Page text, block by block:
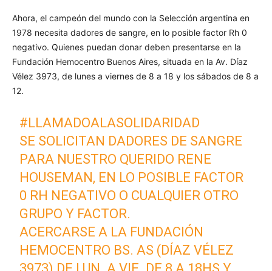
Ahora, el campeón del mundo con la Selección argentina en
1978 necesita dadores de sangre, en lo posible factor Rh 0
negativo. Quienes puedan donar deben presentarse en la
Fundación Hemocentro Buenos Aires, situada en la Av. Díaz
Vélez 3973, de lunes a viernes de 8 a 18 y los sábados de 8 a
12.
#LLAMADOALASOLIDARIDAD
SE SOLICITAN DADORES DE SANGRE
PARA NUESTRO QUERIDO RENE
HOUSEMAN, EN LO POSIBLE FACTOR
0 RH NEGATIVO O CUALQUIER OTRO
GRUPO Y FACTOR.
ACERCARSE A LA FUNDACIÓN
HEMOCENTRO BS. AS (DÍAZ VÉLEZ